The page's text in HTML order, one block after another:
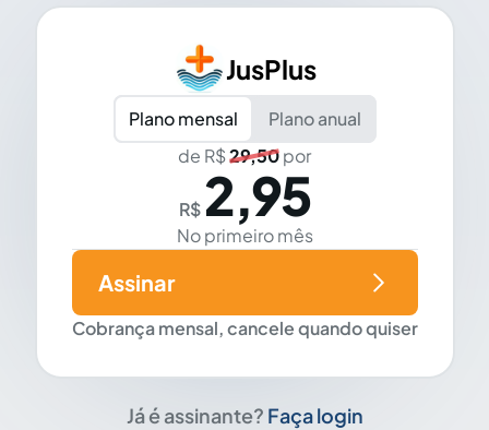
JusPlus
Plano mensal
Plano anual
de R$29,50por
R$ 2,95
No primeiro mês
Cobrança mensal, cancele quando quiser
Assinar
Já é assinante? Faça login